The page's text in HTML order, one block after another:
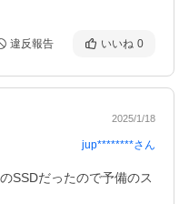
違反報告 いいね 0
2025/1/18
jup********さん
SSDだったので予備のス